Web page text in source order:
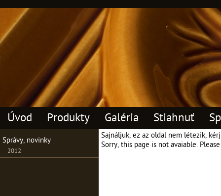
Úvod Produkty Galéria Stiahnuť
Správy, novinky
2012
Sajnáljuk, ez az oldal nem létezik,
Sorry, this page is not avaiable.